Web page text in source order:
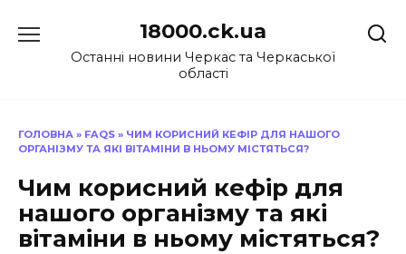
до
18000.ck.ua
Останні новини Черкас та Черкаської
області
ГОЛОВНА » FAQS » ЧИМ КОРИСНИЙ КЕФІР ДЛЯ НАШОГО
ОРГАНІЗМУ ТА ЯКІ ВІТАМІНИ В НЬОМУ МІСТЯТЬСЯ?
Чим корисний кефір для
нашого організму та які
вітаміни в ньому містяться?